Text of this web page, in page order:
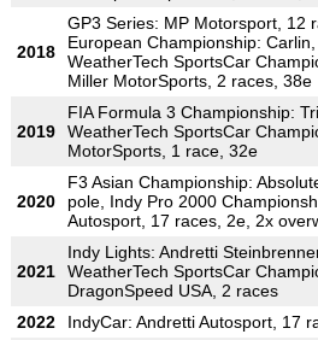
2018
GP3 Series: MP Motorsport, 12
European Championship:
WeatherTech SportsCar
Miller MotorSports, 2 races, 38e
2019
FIA Formula 3 Championship:
WeatherTech SportsCar
MotorSports, 1 race, 32e
2020
F3 Asian Championship:
pole, Indy Pro 2000
Autosport, 17 races, 2e, 2x
2021
Indy Lights: Andretti
WeatherTech SportsCar
DragonSpeed USA, 2 races
2022
IndyCar: Andretti Autosport, 17